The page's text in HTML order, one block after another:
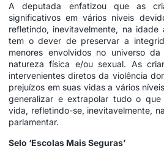
A deputada enfatizou que as
significativos em vários níveis
refletindo, inevitavelmente, na
tem o dever de preservar a
menores envolvidos no universo
natureza física e/ou sexual. As
intervenientes diretos da violência
prejuízos em suas vidas a vários
generalizar e extrapolar tudo o
vida, refletindo-se, inevitavelmente,
parlamentar.
Selo ‘Escolas Mais Seguras’